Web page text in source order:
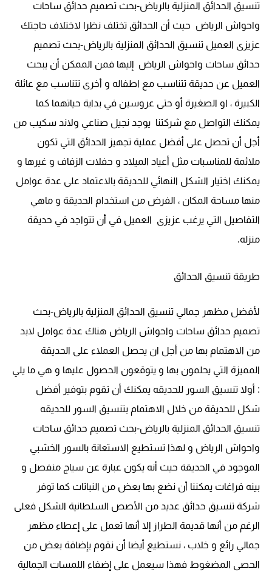
تنسيق الحدائق المنزلية بالرياض-بحث تصميم حدائق ساحات
واحواش الرياض حيث أن الحدائق تختلف نظرا لاختلاف حاجتك
عزيزى العميل تنسيق الحدائق المنزلية بالرياض-بحث تصميم
حدائق ساحات واحواش الرياض إليها فمن الممكن أن يبحث
العميل عن حديقة تتناسب مع اطفاله و أخرى تتناسب مع عائلة
الكبيرة ، او الصغيرة أو حتى عروسين في بداية حياتهما كما
يمكنك التواصل مع شركتنا يوجد نجيل صناعي ولاند سكيب من
أجل أن تحصل على أفضل عملية تجهيز الحدائق التي تكون
ملائمة للمناسبات مثل أعياد الميلاد و حفلات الزفاف و غيرها و
يمكنك اختيار الشكل النهائي للحديقة بالاعتماد على عدة عوامل
منها مساحة المكان ، الفرض من استخدام الحديقة و ماهي
التفاصيل التي يرغب عزيزى العميل في أن تتواجد في حديقة
منزله.
طريقة تنسيق الحدائق
لأفضل مظهر جمالي تنسيق الحدائق المنزلية بالرياض-بحث
تصميم حدائق ساحات واحواش الرياض هناك عدة عوامل لابد
من الاهتمام بها من أجل ان يحصل العملاء على الحديقة
المميزة التي يحلمون بها و يتوقعون الحصول عليها و هي ما يلي
: أولا تنسيق السور للحديقه يمكنك أن تقوم بتوفير أفضل
شكل للحديقة من خلال الاهتمام بتنسيق السور للحديقه
تنسيق الحدائق المنزلية بالرياض-بحث تصميم حدائق ساحات
واحواش الرياض و لهذا تستطيع الاستعانة بالسور الخشبي
الموجود في الحديقة حيث أنه يكون عبارة عن سياج منفصل و
بينه فراغات يمكننا أن نضع بها بعض من النباتات كما توفر
شركة تنسيق حدائق عديد من الأصص السلطانية الشكل فعلى
الرغم من أنها قديمة الطراز إلا أنها تعمل على إعطاء مظهر
جمالي رائع و خلاب ، نستطيع أيضا أن نقوم بإضافة بعض من
الحصى المضغوط فهذا سيعمل على إضفاء اللمسات الجمالية